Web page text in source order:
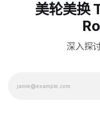
美轮美换
深入探